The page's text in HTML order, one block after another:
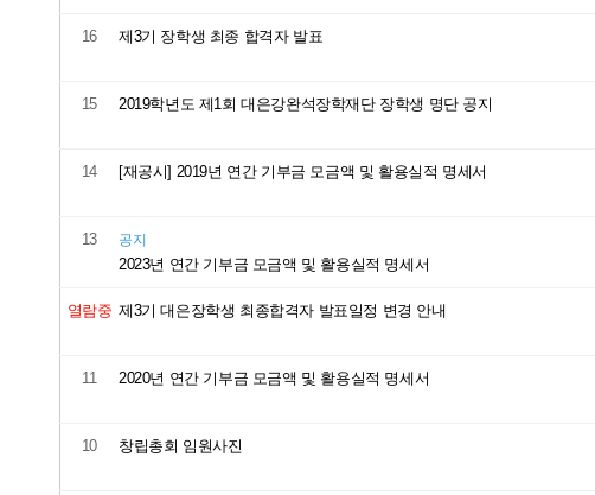
16 제3기 장학생 최종 합격자 발표
15 2019학년도 제1회 대은강완석장학재단 장학생 명단 공지
14 [재공시] 2019년 연간 기부금 모금액 및 활용실적 명세서
13 공지
2023년 연간 기부금 모금액 및 활용실적 명세서
열람중 제3기 대은장학생 최종합격자 발표일정 변경 안내
11 2020년 연간 기부금 모금액 및 활용실적 명세서
10 창립총회 임원사진